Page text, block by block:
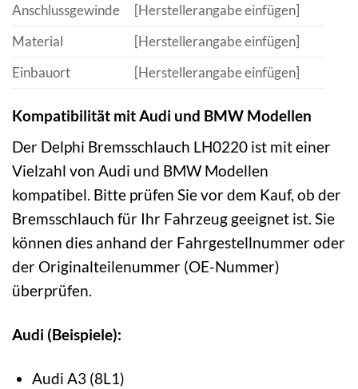
Anschlussgewinde
[Herstellerangabe einfügen]
Material
[Herstellerangabe einfügen]
Einbauort
[Herstellerangabe einfügen]
Kompatibilität mit Audi und BMW Modellen
Der Delphi Bremsschlauch LH0220 ist mit einer
Vielzahl von Audi und BMW Modellen
kompatibel. Bitte prüfen Sie vor dem Kauf, ob der
Bremsschlauch für Ihr Fahrzeug geeignet ist. Sie
können dies anhand der Fahrgestellnummer oder
der Originalteilenummer (OE-Nummer)
überprüfen.
Audi (Beispiele):
Audi A3 (8L1)